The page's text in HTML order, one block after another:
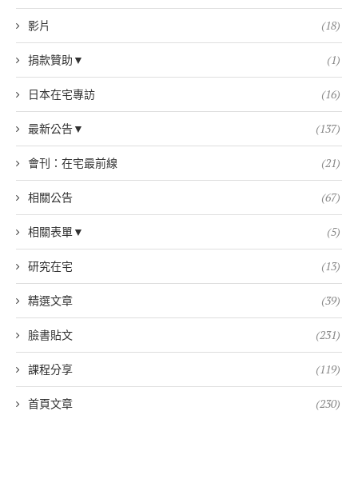
影片 (18)
捐款贊助▼ (1)
日本在宅專訪 (16)
最新公告▼ (137)
會刊：在宅最前線 (21)
相關公告 (67)
相關表單▼ (5)
研究在宅 (13)
精選文章 (39)
臉書貼文 (231)
課程分享 (119)
首頁文章 (230)